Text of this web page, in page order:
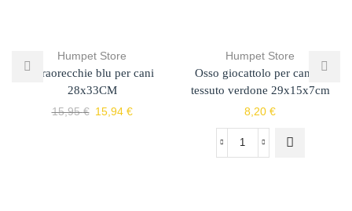
Humpet Store
Paraorecchie blu per cani
28x33CM
15,95€ 15,94 €
Humpet Store
Osso giocattolo per cani in
tessuto verdone 29x15x7cm
8,20 €